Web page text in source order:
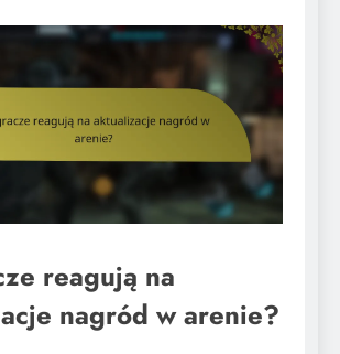
reagują na
nagród w arenie?